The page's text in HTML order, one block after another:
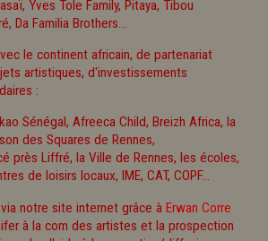
Yves Tole Family, Pitaya, Tibou
Da Familia Brothers...
le continent africain, de partenariat
artistiques, d'investissements
:
Sénégal, Afreeca Child, Breizh Africa, la
des Squares de Rennes,
près Liffré, la Ville de Rennes, les écoles,
de loisirs locaux, IME, CAT, COPF...
notre site internet grâce à Erwan Corre
à la com des artistes et la prospection